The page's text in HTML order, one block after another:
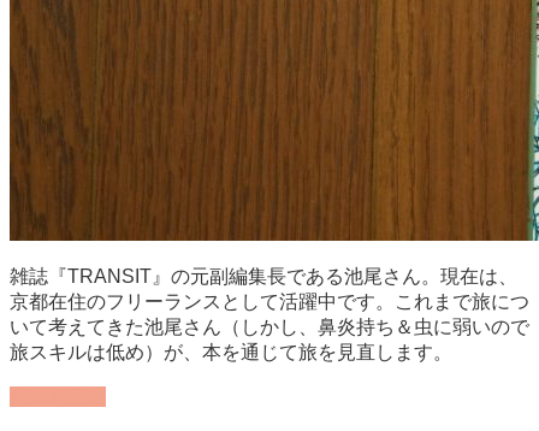
雑誌『TRANSIT』の元副編集長である池尾さん。現在は、
京都在住のフリーランスとして活躍中です。これまで旅につ
いて考えてきた池尾さん（しかし、鼻炎持ち＆虫に弱いので
旅スキルは低め）が、本を通じて旅を見直します。